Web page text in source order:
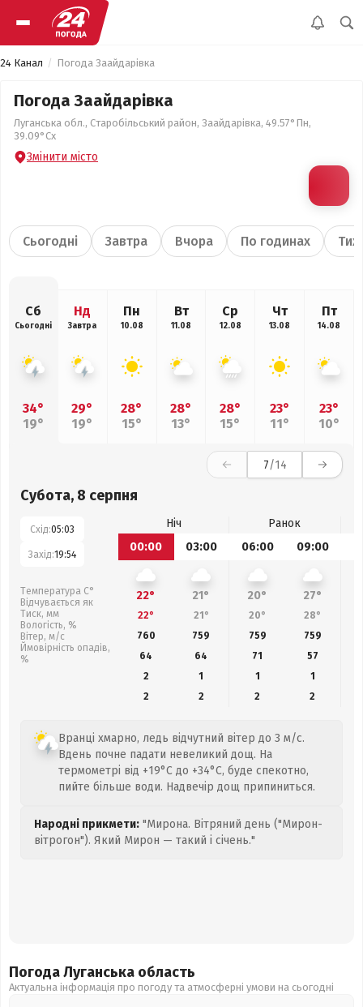
24 Канал Погода Заайдарівка
Погода Заайдарівка
Луганська обл., Старобільський район, Заайдарівка, 49.57°Пн,
39.09°Сх
Змінити місто
Сьогодні Завтра Вчора По годинах
Сб
Сьогодні
34°
19°
Нд
Завтра
29°
19°
Пн
10.08
28°
15°
Вт
11.08
28°
13°
Ср
12.08
28°
15°
Чт
13.08
23°
11°
Пт
14.08
23°
10°
7/14
Субота, 8 серпня
Схід:05:03
Захід:19:54
Температура С°
Відчувається як
Тиск, мм
Вологість, %
Вітер, м/с
Ймовірність опадів,
%
Ніч
Ранок
00:00
03:00 06:00 09:00
22° 21° 20° 27°
22° 21° 20° 28°
760
759 759 759
64
64 71 57
2
1 1
1
2
2 2 2
Вранці хмарно, ледь відчутний вітер до 3 м/с.
Вдень почне падати невеликий дощ. На
термометрі від +19°C до +34°C, буде спекотно,
пийте більше води. Надвечір дощ припиниться.
Народні прикмети: "Мирона. Вітряний день ("Мирон-
вітрогон"). Який Мирон — такий і січень."
Погода Луганська область
Актуальна інформація про погоду та атмосферні умови на сьогодні